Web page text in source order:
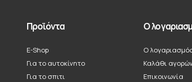
Προϊόντα
E-Shop
Για το αυτοκίνητο
Για το σπιτι
Ο
Ο
Καλάθι
Επικοινωνία